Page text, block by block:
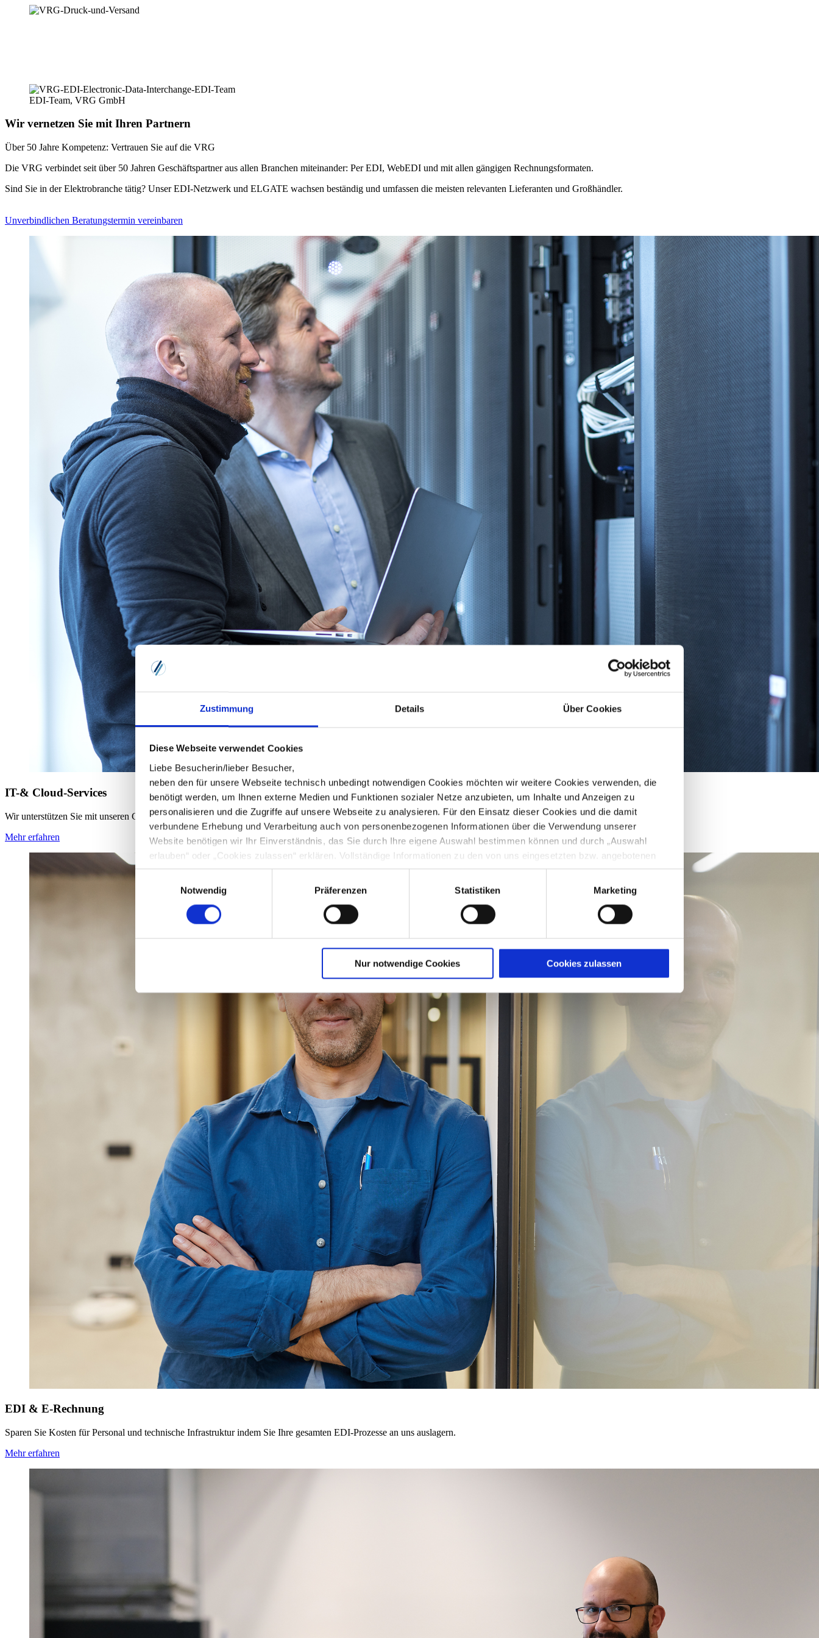
Zustimmung Details Über Cookies
Diese Webseite verwendet Cookies
Liebe Besucherin/lieber Besucher,
neben den für unsere Webseite technisch unbedingt notwendigen Cookies möchten wir weitere Cookies verwenden, die
benötigt werden, um Ihnen externe Medien und Funktionen sozialer Netze anzubieten, um Inhalte und Anzeigen zu
personalisieren und die Zugriffe auf unsere Webseite zu analysieren. Für den Einsatz dieser Cookies und die damit
verbundene Erhebung und Verarbeitung auch von personenbezogenen Informationen über die Verwendung unserer
Website benötigen wir Ihr Einverständnis, das Sie durch Ihre eigene Auswahl bestimmen können und durch „Auswahl
erlauben“ oder „Cookies zulassen“ erklären. Vollständige Informationen zu den von uns eingesetzten bzw. angebotenen
Cookie-Optionen finden Sie unter Punkt 3.4 in unserer Datenschutzerklärung.
Hinweis zur Datenübermittlung in die USA: Indem Sie die jeweiligen Cookies akzeptieren, willigen Sie zugleich gem. Art.
49 Abs. 1 S. 1 lit. a) DSGVO ein, dass durch das Setzen und Verwenden des jeweiligen Cookies entstehenden
Einwilligungsauswahl
Notwendig
Präferenzen Statistiken Marketing
Nur notwendige Cookies Cookies zulassen
EDI-Team, VRG GmbH
Wir vernetzen Sie mit Ihren Partnern
Über 50 Jahre Kompetenz: Vertrauen Sie auf die VRG
Die VRG verbindet seit über 50 Jahren Geschäftspartner aus allen Branchen miteinander: Per EDI, WebEDI und mit allen gängigen Rechnungsformaten.
Sind Sie in der Elektrobranche tätig? Unser EDI-Netzwerk und ELGATE wachsen beständig und umfassen die meisten relevanten Lieferanten und Großhändler.
Unverbindlichen Beratungstermin vereinbaren
IT-& Cloud-Services
Wir unterstützen Sie mit unseren Cloud Services, zukunftsfähige Lösungen für Ihr Unternehmen zu entwickeln.
Mehr erfahren
EDI & E-Rechnung
Sparen Sie Kosten für Personal und technische Infrastruktur indem Sie Ihre gesamten EDI-Prozesse an uns auslagern.
Mehr erfahren